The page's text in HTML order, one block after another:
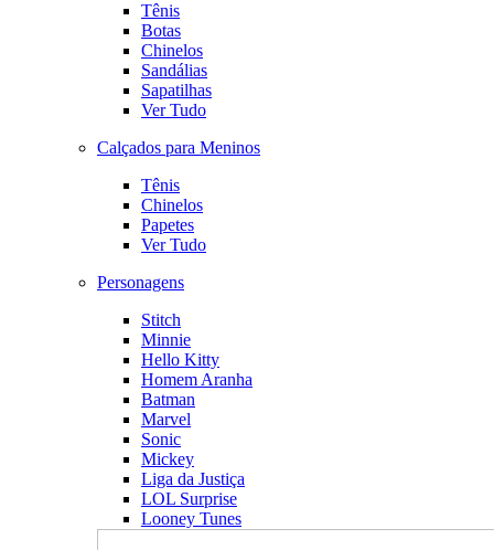
Tênis
Botas
Chinelos
Sandálias
Sapatilhas
Ver Tudo
Calçados para Meninos
Tênis
Chinelos
Papetes
Ver Tudo
Personagens
Stitch
Minnie
Hello Kitty
Homem Aranha
Batman
Marvel
Sonic
Mickey
Liga da Justiça
LOL Surprise
Looney Tunes